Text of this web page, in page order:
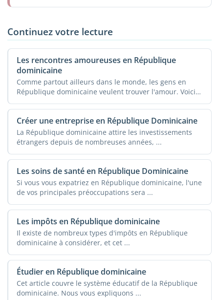
Continuez votre lecture
Les rencontres amoureuses en République
dominicaine
Comme partout ailleurs dans le monde, les gens en
République dominicaine veulent trouver l'amour. Voici
...
Créer une entreprise en République Dominicaine
La République dominicaine attire les investissements
étrangers depuis de nombreuses années, ...
Les soins de santé en République Dominicaine
Si vous vous expatriez en République dominicaine, l'une
de vos principales préoccupations sera ...
Les impôts en République dominicaine
Il existe de nombreux types d'impôts en République
dominicaine à considérer, et cet ...
Étudier en République dominicaine
Cet article couvre le système éducatif de la République
dominicaine. Nous vous expliquons ...